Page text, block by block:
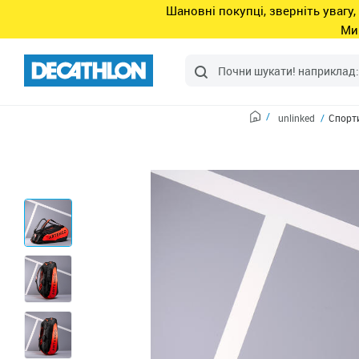
Шановні покупці, зверніть
Ми
unlinked